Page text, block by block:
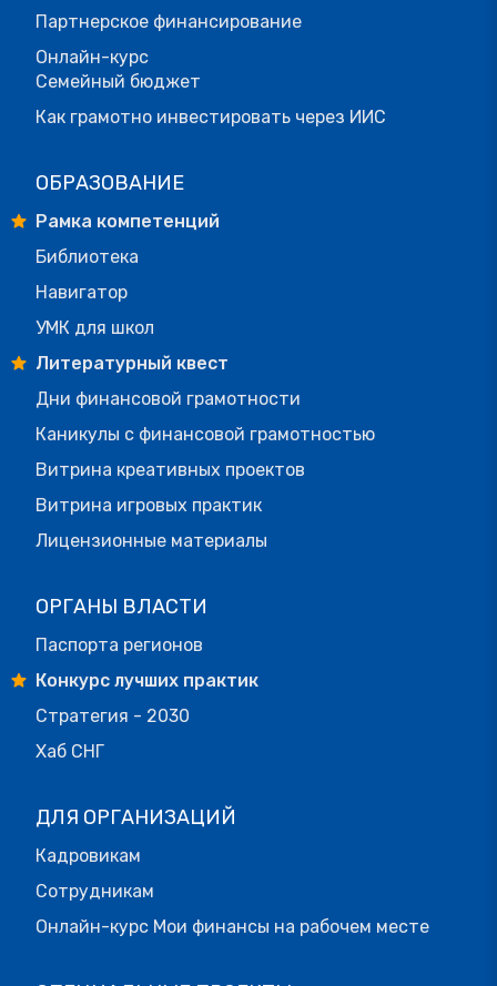
Партнерское финансирование
Онлайн-курс
Семейный бюджет
Как грамотно инвестировать через ИИС
ОБРАЗОВАНИЕ
Рамка компетенций
Библиотека
Навигатор
УМК для школ
Литературный квест
Дни финансовой грамотности
Каникулы с финансовой грамотностью
Витрина креативных проектов
Витрина игровых практик
Лицензионные материалы
ОРГАНЫ ВЛАСТИ
Паспорта регионов
Конкурс лучших практик
Стратегия - 2030
Хаб СНГ
ДЛЯ ОРГАНИЗАЦИЙ
Кадровикам
Сотрудникам
Онлайн-курс Мои финансы на рабочем месте